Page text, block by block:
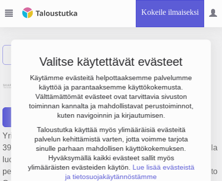
Kokeile ilmaiseksi
Valitse käytettävät evästeet
Käytämme evästeitä helpottaaksemme palvelumme
käyttöä ja parantaaksemme käyttökokemusta.
Välttämättömät evästeet ovat tarvittavia sivuston
toiminnan kannalta ja mahdollistavat perustoiminnot,
kuten navigoinnin ja kirjautumisen.
Taloustutka käyttää myös ylimääräisiä evästeitä
palvelun kehittämistä varten, jotta voimme tarjota
sinulle parhaan mahdollisen käyttökokemuksen.
Hyväksymällä kaikki evästeet sallit myös
ylimääräisten evästeiden käytön. Lue lisää evästeistä
ja tietosuojakäytännöstämme
Siirtomaatavaraliike Oy
Skafferi Ab
Yrityksen Siirtomaatavaraliike Oy Skafferi Ab liikevaihto on
392 000 € ja tulos 50 000 €. Sen päätoimiala on Muu muualla
luokittelematon elintarvikkeiden vähittäiskauppa,
perustamisvuosi 2008 ja sijainti Porvoo. Yrityksen yhtiömuoto